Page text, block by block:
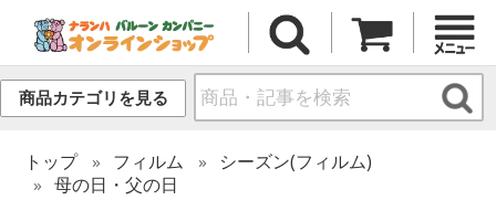
商品カテゴリを見る
トップ フィルム
シーズン(フィルム)
母の日・父の日